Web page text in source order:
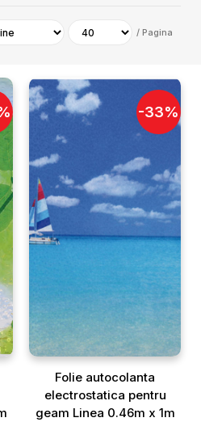
/ Pagina
-33%
Folie autocolanta
electrostatica pentru
geam Linea 0.46m x 1m